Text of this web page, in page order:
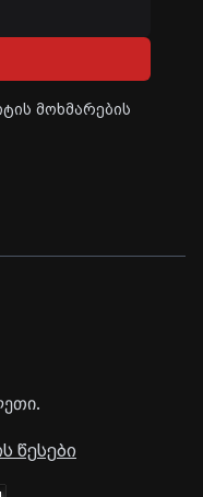
მოხმარების
წესები